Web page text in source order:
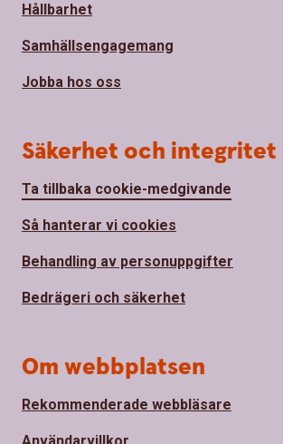
Hållbarhet
Samhällsengagemang
Jobba hos oss
Säkerhet och integritet
Ta tillbaka cookie-medgivande
Så hanterar vi cookies
Behandling av personuppgifter
Bedrägeri och säkerhet
Om webbplatsen
Rekommenderade webbläsare